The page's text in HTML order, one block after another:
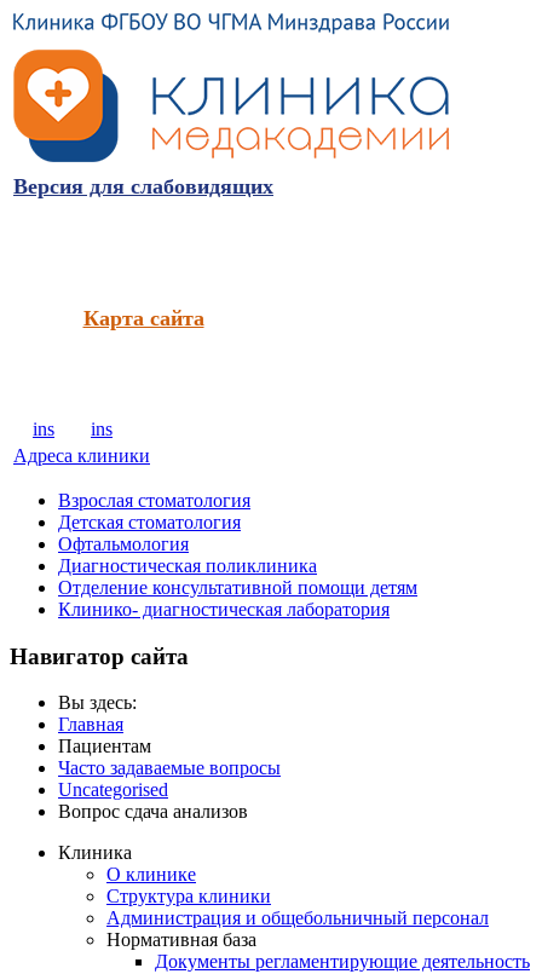
Версия для слабовидящих
Карта сайта
ins
ins
Адреса клиники
Взрослая стоматология
Детская стоматология
Офтальмология
Диагностическая поликлиника
Отделение консультативной помощи детям
Клинико- диагностическая лаборатория
Навигатор сайта
Вы здесь:
Главная
Пациентам
Часто задаваемые вопросы
Uncategorised
Вопрос сдача анализов
Клиника
О клинике
Структура клиники
Администрация и общебольничный персонал
Нормативная база
Документы регламентирующие деятельность